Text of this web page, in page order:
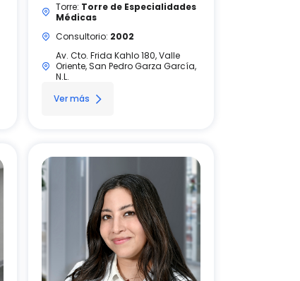
Torre: Torre de Especialidades
Médicas
Consultorio: 2002
Av. Cto. Frida Kahlo 180, Valle
Oriente, San Pedro Garza García,
N.L.
Ver más